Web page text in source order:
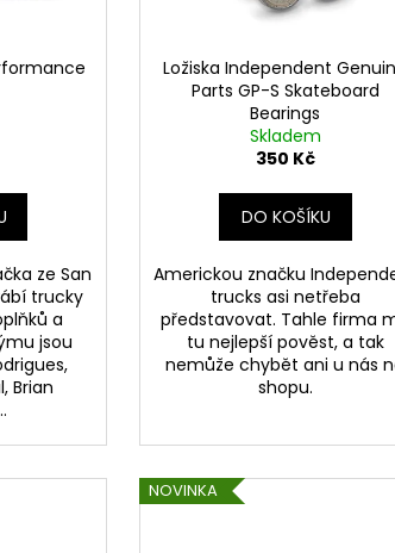
ze San
trucky
a
jsou
Brian
Ložiska Independent
Parts GP-S Skateboard
Bearings
Skladem
350 Kč
DO KOŠÍKU
Americkou značku
trucks asi netřeba
představovat. Tahle firma
tu nejlepší pověst, a tak
nemůže chybět ani u nás
shopu.
NOVINKA